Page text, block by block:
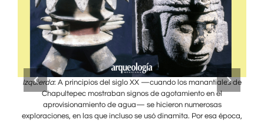
Izquierda: A principios del siglo XX —cuando los manantiales de
Chapultepec mostraban signos de agotamiento en el
aprovisionamiento de agua— se hicieron numerosas
exploraciones, en las que incluso se usó dinamita. Por esa época,